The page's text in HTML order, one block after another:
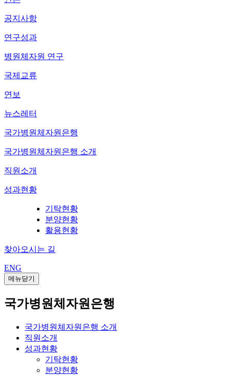
공지사항
연구성과
병원체자원 연구
국제교류
연보
뉴스레터
국가병원체자원은행
국가병원체자원은행 소개
직원소개
성과현황
기탁현황
분양현황
활용현황
찾아오시는 길
ENG
메뉴닫기
국가병원체자원은행
국가병원체자원은행 소개
직원소개
성과현황
기탁현황
분양현황